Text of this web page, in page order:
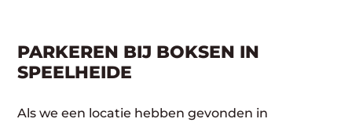
PARKEREN BIJ BOKSEN IN
SPEELHEIDE
Als we een locatie hebben gevonden in